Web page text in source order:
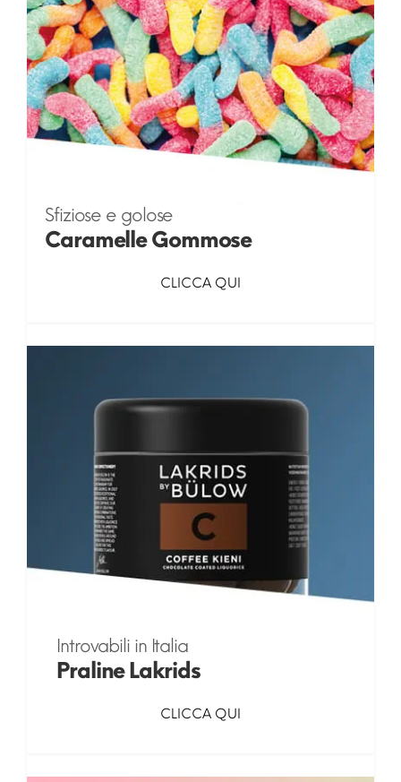
Sfiziose e golose
Caramelle Gommose
CLICCA QUI
Introvabili in Italia
Praline Lakrids
CLICCA QUI